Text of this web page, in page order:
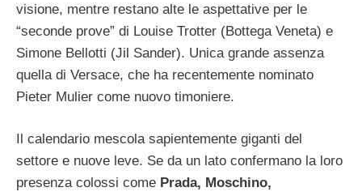
visione, mentre restano alte le aspettative per le
“seconde prove” di Louise Trotter (Bottega Veneta) e
Simone Bellotti (Jil Sander). Unica grande assenza
quella di Versace, che ha recentemente nominato
Pieter Mulier come nuovo timoniere.
Il calendario mescola sapientemente giganti del
settore e nuove leve. Se da un lato confermano la loro
presenza colossi come Prada, Moschino,